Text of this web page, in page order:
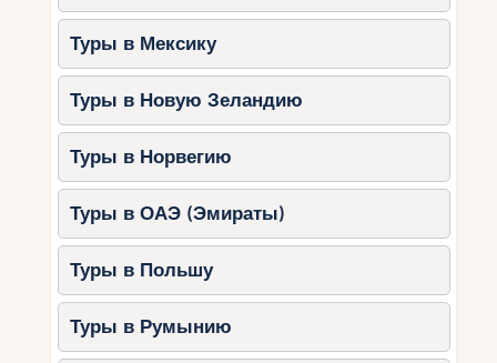
Туры в Мексику
Туры в Новую Зеландию
Туры в Норвегию
Туры в ОАЭ (Эмираты)
Туры в Польшу
Туры в Румынию